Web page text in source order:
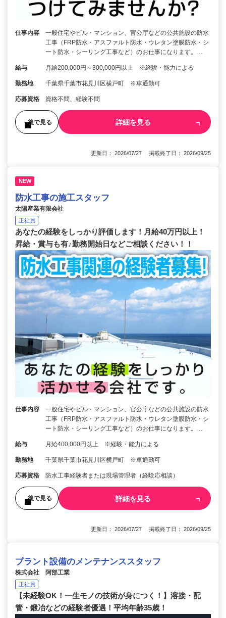
仕事内容
一般住宅やビル・マンション、官公庁などの公共施設の防水
工事（FRP防水・アスファルト防水・ウレタン塗膜防水・シ
ート防水・シーリング工事など）のお仕事になります。…
給与 月給200,000円～300,000円以上 ※経験・能力による
勤務地 千葉県千葉市花見川区横戸町 ※車通勤可
応募資格 資格不問、経験不問
後で見る 詳細を見る
更新日： 2026/07/27 掲載終了日： 2026/09/25
NEW
防水工事の施工スタッフ
太陽産業有限会社
正社員
あなたの経験をしっかり評価します！月給40万円以上！
昇給・賞与も有♪勤務開始日などご相談ください！！
仕事内容
一般住宅やビル・マンション、官公庁などの公共施設の防水
工事（FRP防水・アスファルト防水・ウレタン塗膜防水・シ
ート防水・シーリング工事など）のお仕事になります。…
給与 月給400,000円以上 ※経験・能力による
勤務地 千葉県千葉市花見川区横戸町 ※車通勤可
応募資格 防水工事経験者または現場管理者（経験応相談）
後で見る 詳細を見る
更新日： 2026/07/27 掲載終了日： 2026/09/25
プラント設備のメンテナンススタッフ
株式会社 阿部工業
正社員
【未経験OK！一生モノの技術が身につく！】溶接・配
管・鍛冶などの経験者優遇！平均年齢35歳！